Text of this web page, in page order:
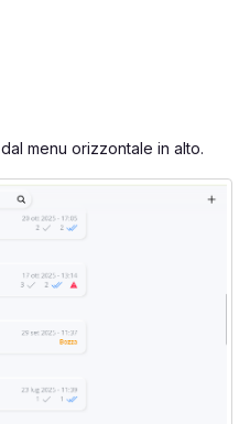
dal menu orizzontale in alto.